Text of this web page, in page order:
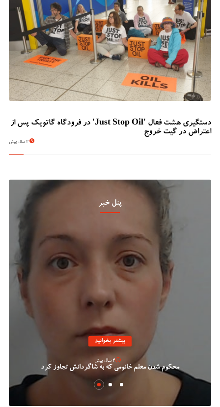
دستگیری هشت فعال 'Just Stop Oil' در فرودگاه گاتویک پس از
اعتراض در گیت خروج
2 سال پیش
پنل خبر
بیشتر بخوانید
محکوم شدن معلم خانومی که به شاگردانش تجاوز کرد
2 سال پیش